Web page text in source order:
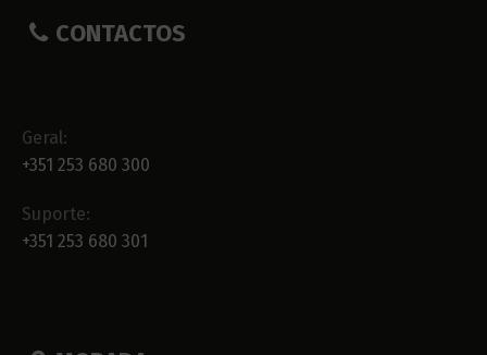
CONTACTOS
Geral:
+351 253 680 300
Suporte:
+351 253 680 301